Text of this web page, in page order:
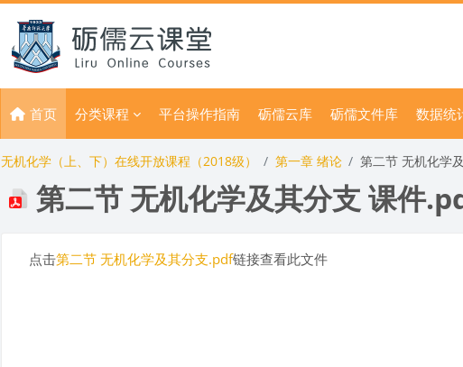
首页 分类课程 平台操作指南 砺儒云库 砺儒文件库 数据统
无机化学（上、下）在线开放课程（2018级） 第一章 绪论 第二节 无机化学
第二节 无机化学及其分支 课件
完成条件
点击第二节 无机化学及其分支.pdf链接查看此文件